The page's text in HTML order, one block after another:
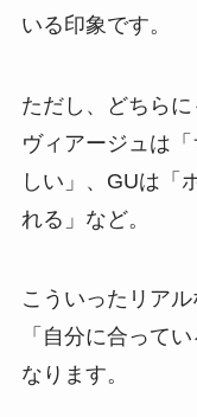
いる印象です。
ただし、どちらに
ヴィアージュは
しい」、GUは「
れる」など。
こういったリアル
「自分に合って
なります。